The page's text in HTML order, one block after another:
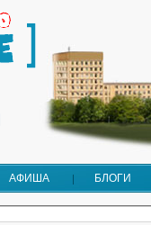
АФИША БЛОГИ